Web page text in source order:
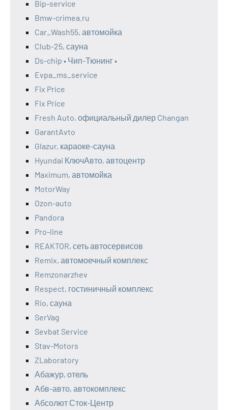
Bip-service
Bmw-crimea.ru
Car_Wash55, автомойка
Club-25, сауна
Ds-chip • Чип-Тюнинг •
Evpa_ms_service
Fix Price
Fix Price
Fresh Auto, официальный дилер Changan
GarantAvto
Glazur, караоке-сауна
Hyundai КлючАвто, автоцентр
Maximum, автомойка
MotorWay
Ozon-auto
Pandora
Pro-line
REAKTOR, сеть автосервисов
Remix, автомоечный комплекс
Remzonarzhev
Respect, гостиничный комплекс
Rio, сауна
SerVag
Sevbat Service
Stav-Motors
ZLaboratory
Абажур, отель
Абв-авто, автокомплекс
Абсолют Сток-Центр